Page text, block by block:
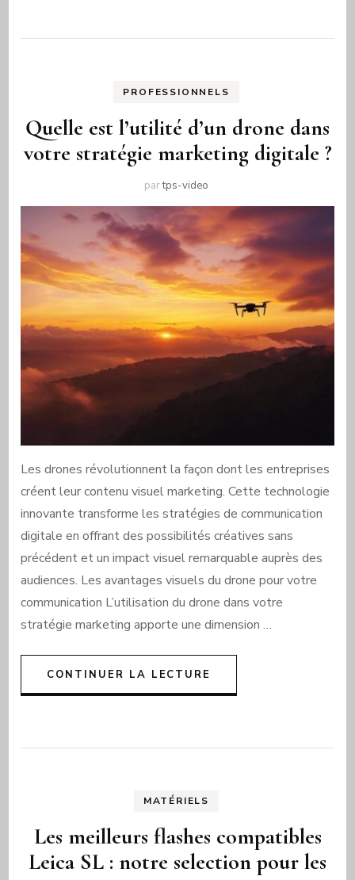
PROFESSIONNELS
Quelle est l’utilité d’un drone dans
votre stratégie marketing digitale ?
partps-video
Les drones révolutionnent la façon dont les entreprises
créent leur contenu visuel marketing. Cette technologie
innovante transforme les stratégies de communication
digitale en offrant des possibilités créatives sans
précédent et un impact visuel remarquable auprès des
audiences. Les avantages visuels du drone pour votre
communication L’utilisation du drone dans votre
stratégie marketing apporte une dimension …
CONTINUER LA LECTURE
MATÉRIELS
Les meilleurs flashes compatibles
Leica SL : notre selection pour les